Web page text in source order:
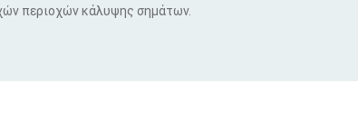
περιοχών κάλυψης σημάτων.